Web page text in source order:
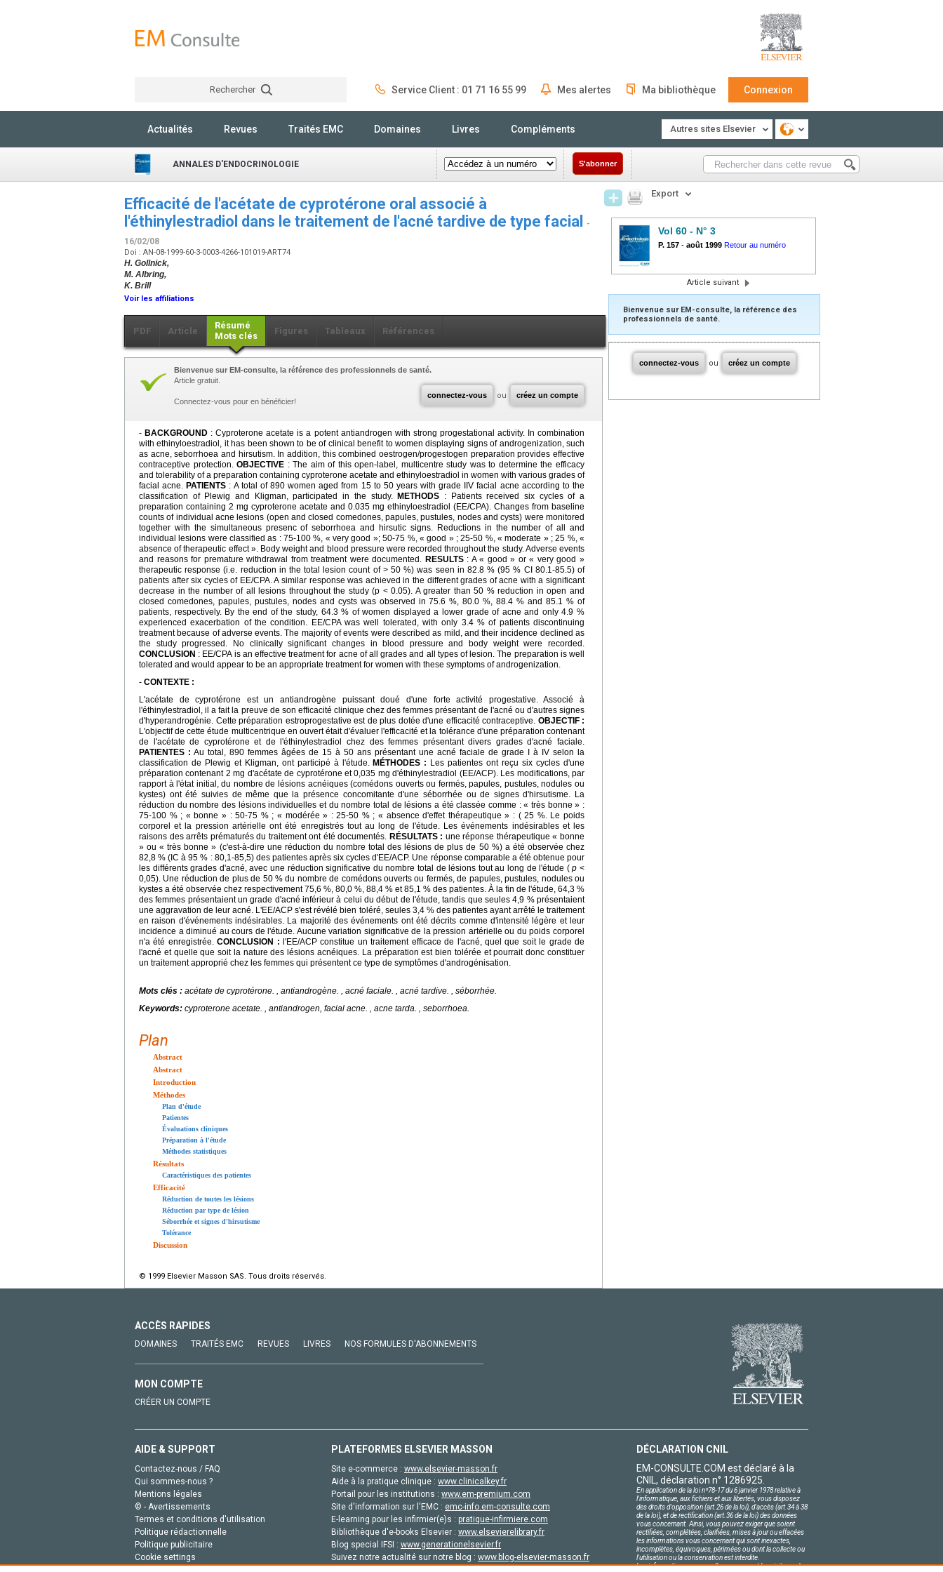
Rechercher Service Client : 01 71 16 55 99 Mes alertes Ma bibliothèque Connexion
Actualités Revues Traités EMC Domaines Livres Compléments Autres sites Elsevier
ANNALES D'ENDOCRINOLOGIE S'abonner
Efficacité de l'acétate de cyprotérone oral associé à
l'éthinylestradiol dans le traitement de l'acné tardive de type facial
-
16/02/08
Doi : AN-08-1999-60-3-0003-4266-101019-ART74
H. Gollnick,
M. Albring,
K. Brill
Voir les affiliations
PDF Article
Résumé
Mots clés
Figures Tableaux Références
connectez-vous ou créez un compte
Bienvenue sur EM-consulte, la référence des professionnels de santé.
Article gratuit.
Connectez-vous pour en bénéficier!
- BACKGROUND : Cyproterone acetate is a potent antiandrogen with strong ­progestational activity. In combination
with ethinyl­oestradiol, it has been shown to be of clinical benefit to women displaying signs of androgenization, such
as acne, seborrhoea and hirsutism. In addition, this combined oestrogen/progestogen preparation pro­vi­des effective
contraceptive protection.OBJECTIVE : The aim of this open-label, multicentre study was to determine the efficacy
and tolerability of a preparation containing cyproterone acetate and ethinyloestradiol in women with various grades of
facial acne. PATIENTS : A total of 890 women aged from 15 to 50 years with grade I­IV facial acne according to the
classification of Plewig and Kligman, participated in the study. METHODS : Patients received six cycles of a
preparation containing 2 mg cyproterone acetate and 0.035 mg ethinyloestradiol (EE/CPA). Changes from baseline
counts of individual acne lesions (open and closed comedones, papules, pustules, nodes and cysts) were monitored
together with the simultaneous presenc of seborrhoea and hirsutic signs. Reductions in the number of all and
individual lesions were classified as : 75-100 %, « very good »; 50-75 %, « good » ; 25-50 %, « moderate » ; 25 %, «
absence of therapeutic effect ». Body weight and blood pressure were recorded throughout the study. Adverse events
and reasons for premature withdrawal from treatment were documented. RESULTS: A « good » or « very good »
therapeutic response (i.e. reduction in the total lesion count of > 50 %) was seen in 82.8 % (95 % CI 80.1-85.5) of
patients after six cycles of EE/CPA. A similar response was achieved in the different grades of acne with a significant
decrease in the number of all lesions throughout the study (p < 0.05). A greater than 50 % reduction in open and
closed comedones, papules, pustules, nodes and cysts was observed in 75.6 %, 80.0 %, 88.4 % and 85.1 % of
patients, respectively. By the end of the study, 64.3 % of women displayed a lower grade of acne and only 4.9 %
experienced exacerbation of the condition. EE/CPA was well tolerated, with only 3.4 % of patients discontinuing
treatment because of adverse events. The majority of events were described as mild, and their incidence declined as
the study progressed. No clinically significant changes in blood pressure and body weight were recorded.
CONCLUSION : EE/CPA is an effective treatment for acne of all grades and all types of lesion. The preparation is well
tolerated and would appear to be an appropriate treatment for women with these symptoms of androgenization.
- CONTEXTE :
L'acétate de cyprotérone est un antiandrogène puissant doué d'une forte activité progestative. Associé à
l'éthinylestradiol, il a fait la preuve de son efficacité clinique chez des femmes présentant de l'acné ou d'autres signes
d'hyperandrogénie. Cette préparation estroprogestative est de plus dotée d'une efficacité contraceptive. OBJECTIF :
L'objectif de cette étude multicentrique en ouvert était d'évaluer l'efficacité et la tolérance d'une préparation contenant
de l'acétate de cyprotérone et de l'éthinylestradiol chez des femmes présentant divers grades d'acné faciale.
PATIENTES : Au total, 890 femmes âgées de 15 à 50 ans présentant une acné faciale de grade I à IV selon la
classification de Plewig et Kligman, ont participé à l'étude. MÉTHODES : Les patientes ont reçu six cycles d'une
préparation contenant 2 mg d'acétate de cyprotérone et 0,035 mg d'éthinylestradiol (EE/ACP). Les modifications, par
rapport à l'état initial, du nombre de lésions acnéiques (comédons ouverts ou fermés, papules, pustules, nodules ou
kystes) ont été suivies de même que la présence concomitante d'une séborrhée ou de signes d'hirsutisme. La
réduction du nombre des lésions individuelles et du nombre total de lésions a été classée comme : « très bonne » :
75-100 % ; « bonne » : 50-75 % ; « modérée » : 25-50 % ; « absence d'effet thérapeutique » : ( 25 %. Le poids
corporel et la pression artérielle ont été enregistrés tout au long de l'étude. Les événements indésirables et les
raisons des arrêts prématurés du traitement ont été documentés. RÉSULTATS : une réponse thérapeutique « bonne
» ou « très bonne » (c'est-à-dire une réduction du nombre total des lésions de plus de 50 %) a été observée chez
82,8 % (IC à 95 % : 80,1-85,5) des patientes après six cycles d'EE/ACP. Une réponse comparable a été obtenue pour
les différents grades d'acné, avec une réduction significative du nombre total de lésions tout au long de l'étude (p <
0,05). Une réduction de plus de 50 % du nombre de comédons ouverts ou fermés, de papules, pustules, nodules ou
kystes a été observée chez respectivement 75,6 %, 80,0 %, 88,4 % et 85,1 % des patientes. À la fin de l'étude, 64,3 %
des femmes présentaient un grade d'acné inférieur à celui du début de l'étude, tandis que seules 4,9 % présentaient
une aggravation de leur acné. L'EE/ACP s'est révélé bien toléré, seules 3,4 % des patientes ayant arrêté le traitement
en raison d'événements indésirables. La majorité des événements ont été décrits comme d'intensité légère et leur
incidence a diminué au cours de l'étude. Aucune variation significative de la pression artérielle ou du poids corporel
n'a été enregistrée.CONCLUSION : l'EE/ACP constitue un traitement efficace de l'acné, quel que soit le grade de
l'acné et quelle que soit la nature des lésions acnéiques. La préparation est bien tolérée et pourrait donc constituer
un traitement approprié chez les femmes qui présentent ce type de symptômes d'androgénisation.
Mots clés : acétate de cyprotérone. , antiandrogène. , acné faciale. , acné tardive. , séborrhée.
Keywords: cyproterone acetate. , antiandrogen, facial acne. , acne tarda. , seborrhoea.
Plan
Abstract
Abstract
Introduction
Méthodes
Plan d'étude
Patientes
Évaluations cliniques
Préparation à l'étude
Méthodes statistiques
Résultats
Caractéristiques des patientes
Efficacité
Réduction de toutes les lésions
Réduction par type de lésion
Séborrhée et signes d'hirsutisme
Tolérance
Discussion
© 1999 Elsevier Masson SAS. Tous droits réservés.
Export
Vol 60 - N° 3
P. 157 - août 1999 Retour au numéro
Article suivant
Bienvenue sur EM-consulte, la référence des
professionnels de santé.
connectez-vous ou créez un compte
ACCÈS RAPIDES
DOMAINES TRAITÉS EMC REVUES LIVRES NOS FORMULES D'ABONNEMENTS
MON COMPTE
CRÉER UN COMPTE
AIDE & SUPPORT
Contactez-nous / FAQ
Qui sommes-nous ?
Mentions légales
© - Avertissements
Termes et conditions d'utilisation
Politique rédactionnelle
Politique publicitaire
Cookie settings
PLATEFORMES ELSEVIER MASSON
Site e-commerce : www.elsevier-masson.fr
Aide à la pratique clinique : www.clinicalkey.fr
Portail pour les institutions : www.em-premium.com
Site d'information sur l'EMC : emc-info.em-consulte.com
E-learning pour les infirmier(e)s : pratique-infirmiere.com
Bibliothèque d'e-books Elsevier : www.elsevierelibrary.fr
Blog special IFSI : www.generationelsevier.fr
Suivez notre actualité sur notre blog : www.blog-elsevier-masson.fr
DÉCLARATION CNIL
EM-CONSULTE.COM est déclaré à la
CNIL, déclaration n° 1286925.
En application de la loi nº78-17 du 6 janvier 1978 relative à
l'informatique, aux fichiers et aux libertés, vous disposez
des droits d'opposition (art.26 de la loi), d'accès (art.34 à 38
de la loi), et de rectification (art.36 de la loi) des données
vous concernant. Ainsi, vous pouvez exiger que soient
rectifiées, complétées, clarifiées, mises à jour ou effacées
les informations vous concernant qui sont inexactes,
incomplètes, équivoques, périmées ou dont la collecte ou
l'utilisation ou la conservation est interdite.
Les informations personnelles concernant les visiteurs de